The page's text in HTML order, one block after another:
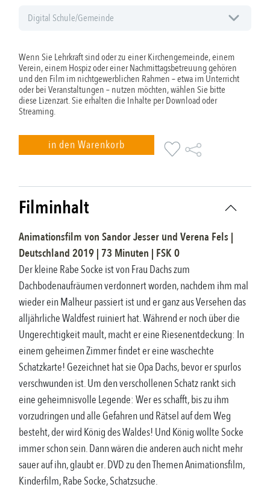
Wenn Sie Lehrkraft sind oder zu einer Kirchengemeinde, einem
Verein, einem Hospiz oder einer Nachmittagsbetreuung gehören
und den Film im nichtgewerblichen Rahmen – etwa im Unterricht
oder bei Veranstaltungen – nutzen möchten, wählen Sie bitte
diese Lizenzart. Sie erhalten die Inhalte per Download oder
Streaming.
in den Warenkorb
Filminhalt
Animationsfilm vonSandor Jesser und Verena Fels |
Deutschland 2019 | 73 Minuten | FSK0
Der kleine Rabe Socke ist von Frau Dachs zum
Dachbodenaufräumen verdonnert worden, nachdem ihm mal
wieder ein Malheur passiert ist und er ganz aus Versehen das
alljährliche Waldfest ruiniert hat. Während er noch über die
Ungerechtigkeit mault, macht er eine Riesenentdeckung: In
einem geheimen Zimmer findet er eine waschechte
Schatzkarte! Gezeichnet hat sie Opa Dachs, bevor er spurlos
verschwunden ist. Um den verschollenen Schatz rankt sich
eine geheimnisvolle Legende: Wer es schafft, bis zu ihm
vorzudringen und alle Gefahren und Rätsel auf dem Weg
besteht, der wird König des Waldes! Und König wollte Socke
immer schon sein. Dann wären die anderen auch nicht mehr
sauer auf ihn, glaubt er. DVD zu den Themen Animationsfilm,
Kinderfilm, Rabe Socke, Schatzsuche.